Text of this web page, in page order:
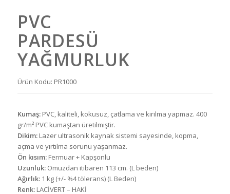
PVC
PARDESÜ
YAĞMURLUK
Ürün Kodu: PR1000
Kumaş:PVC, kaliteli, kokusuz, çatlama ve kırılma yapmaz. 400
gr/m² PVC kumaştan üretilmiştir.
Dikim:Lazer ultrasonik kaynak sistemi sayesinde, kopma,
açma ve yırtılma sorunu yaşanmaz.
Ön kısım:Fermuar + Kapşonlu
Uzunluk:Omuzdan itibaren 113 cm. (L beden)
Ağırlık:1 kg (+/- %4 tölerans) (L Beden)
Renk:LACİVERT – HAKİ